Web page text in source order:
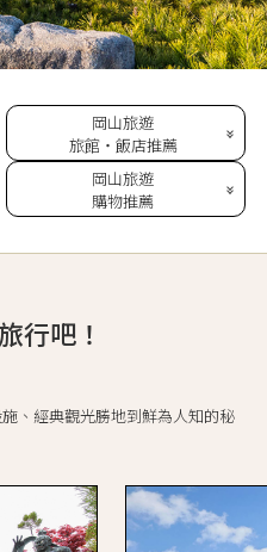
岡山旅遊
旅館・飯店推薦
岡山旅遊
購物推薦
行吧！
、經典觀光勝地到鮮為人知的秘